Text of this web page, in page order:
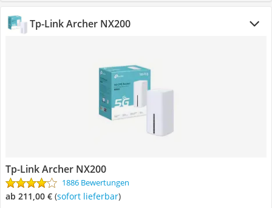
Tp-Link Archer NX200
Tp-Link Archer NX200
1886 Bewertungen
ab 211,00 € ( Sofort lieferbar)